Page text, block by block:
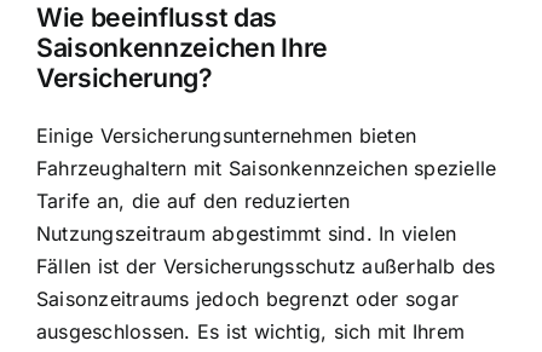
Wie beeinflusst das
Saisonkennzeichen Ihre
Versicherung?
Einige Versicherungsunternehmen bieten
Fahrzeughaltern mit Saisonkennzeichen spezielle
Tarife an, die auf den reduzierten
Nutzungszeitraum abgestimmt sind. In vielen
Fällen ist der Versicherungsschutz außerhalb des
Saisonzeitraums jedoch begrenzt oder sogar
ausgeschlossen. Es ist wichtig, sich mit Ihrem